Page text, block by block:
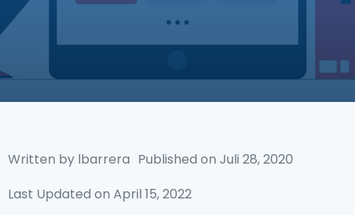
Written by lbarrera Published on Juli 28, 2020
Last Updated on April 15, 2022